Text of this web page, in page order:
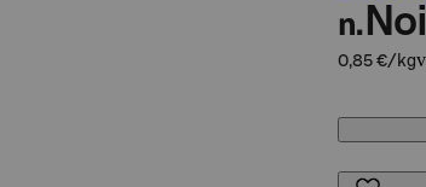
n.
0,85 €/kg